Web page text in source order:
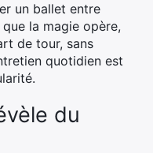
un ballet entre
la magie opère,
de tour, sans
quotidien est
du